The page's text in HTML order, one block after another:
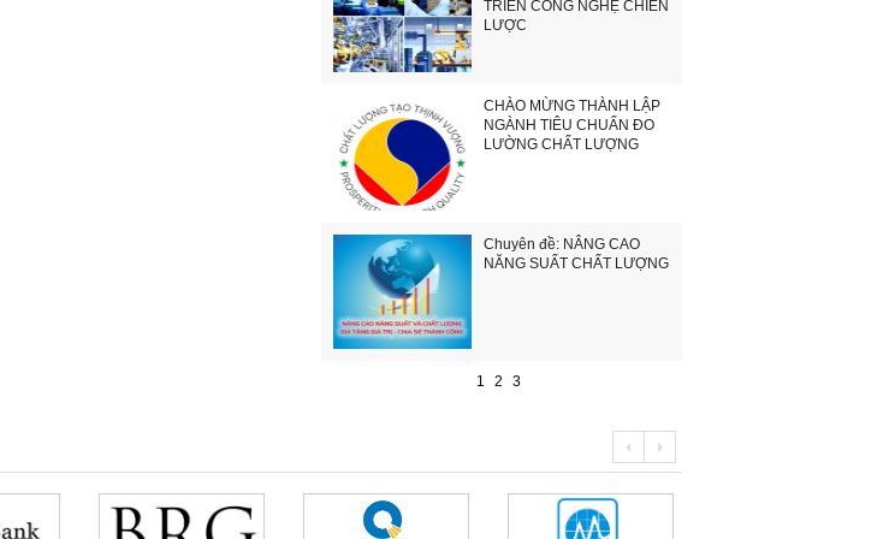
TRIỂN CÔNG NGHỆ CHIẾN
LƯỢC
CHÀO MỪNG THÀNH LẬP
NGÀNH TIÊU CHUẨN ĐO
LƯỜNG CHẤT LƯỢNG
Chuyên đề: NÂNG CAO
NĂNG SUẤT CHẤT LƯỢNG
1 2 3